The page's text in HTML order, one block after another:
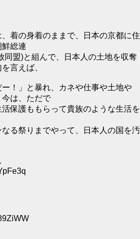
着の身着のままで、日本の京都に住
総連
同盟)と組んで、日本人の土地を収奪
言えば、
ー！」と暴れ、カネや仕事や土地や
は、ただで
保護ももらって貴族のような生活を
る祭りまでやって、日本人の国を汚